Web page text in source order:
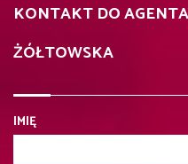
KONTAKT DO
ŻÓŁTOWSKA
IMIĘ